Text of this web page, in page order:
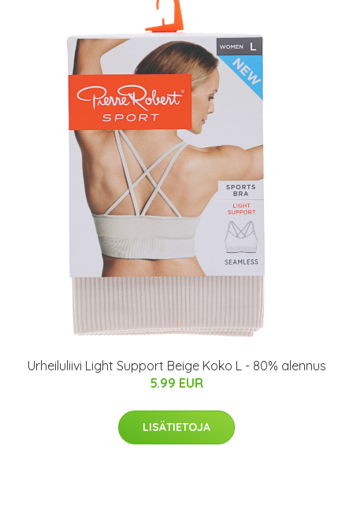
Urheiluliivi Light Support Beige Koko L - 80% alennus
5.99 EUR
LISÄTIETOJA